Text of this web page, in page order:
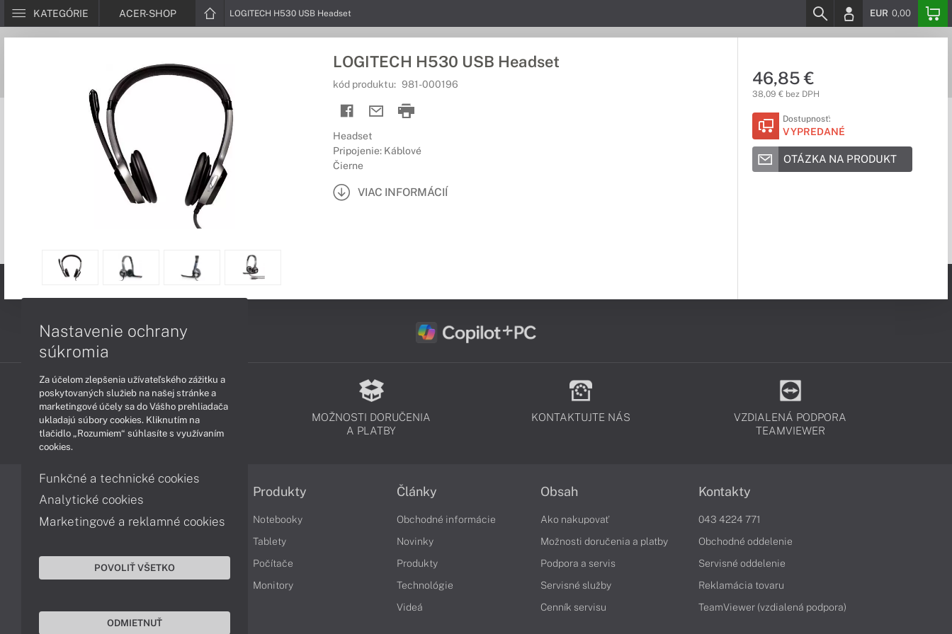
KATEGÓRIE ACER-SHOP LOGITECH H530 USB Headset EUR 0,00
LOGITECH H530 USB Headset
kód produktu: 981-000196
Headset
Pripojenie: Káblové
Čierne
VIAC INFORMÁCIÍ
46,85 €
38,09 € bez DPH
Dostupnosť:
VYPREDANÉ
OTÁZKA NA PRODUKT
PODPORA A SERVIS
MOŽNOSTI DORUČENIA
A PLATBY
KONTAKTUJTE NÁS
VZDIALENÁ PODPORA
TEAMVIEWER
Informácie
Obchodné podmienky
Ochrana osobných údajov
Cookies
Produkty
Notebooky
Tablety
Počítače
Monitory
Články
Obchodné informácie
Novinky
Produkty
Technológie
Videá
Obsah
Ako nakupovať
Možnosti doručenia a platby
Podpora a servis
Servisné služby
Cenník servisu
Kontakty
043 4224 771
Obchodné oddelenie
Servisné oddelenie
Reklamácia tovaru
TeamViewer (vzdialená podpora)
Nastavenie ochrany
súkromia
Za účelom zlepšenia užívateľského zážitku a
poskytovaných služieb na našej stránke a
marketingové účely sa do Vášho prehliadača
ukladajú súbory cookies. Kliknutím na
tlačidlo „Rozumiem“ súhlasíte s využívaním
cookies.
Funkčné a technické cookies
Analytické cookies
Marketingové a reklamné cookies
POVOLIŤ VŠETKO
ODMIETNUŤ